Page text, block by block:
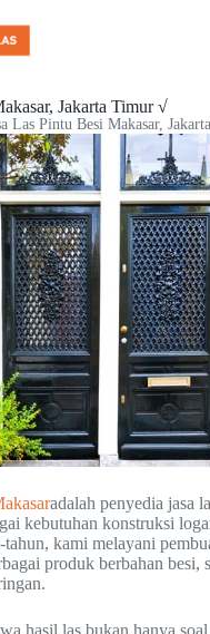
Jakarta Timur √
Las Pintu Besi Makasar,
adalah penyedia jasa
kebutuhan konstruksi
tahun, kami melayani
produk berbahan besi,
hasil las bukan hanya